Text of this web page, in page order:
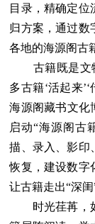
目录，精确定位
归方案，通过数
各地的海源阁古
古籍既是文物
多古籍‘活起来
海源阁藏书文化
启动“海源阁古
描、录入、影印
恢复，建设数字
让古籍走出“深闺
时光荏苒，如